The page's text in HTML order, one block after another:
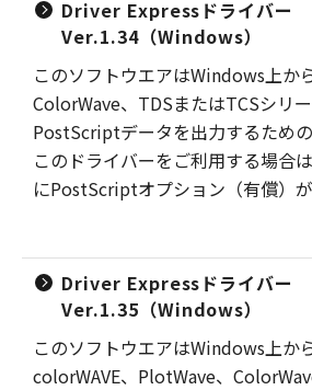
Driver Expressドライバー
Ver.1.34（Windows）
このソフトウエアはWindows上か
ColorWave、TDSまたはTCSシリ
PostScriptデータを出力するための
このドライバーをご利用する場合
にPostScriptオプション（有償）が
Driver Expressドライバー
Ver.1.35（Windows）
このソフトウエアはWindows上か
colorWAVE、PlotWave、